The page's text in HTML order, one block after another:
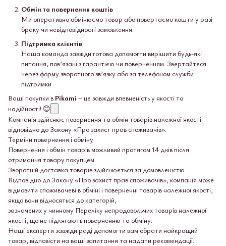
Обмін та повернення коштів
Ми оперативно обмінюємо товар або повертаємо кошти у разі
браку чи невідповідності замовлення.
Підтримка клієнтів
Наша команда завжди готова допомогти вирішити будь-які
питання, пов’язані з гарантією чи поверненням. Звертайтеся
через форму зворотного зв’язку або за телефоном служби
підтримки.
Ваші покупки в Pikami – це завжди впевненість у якості та
надійності! 😊
Компанія здійснює повернення та обмін товарів належної якості
відповідно до Закону «Про захист прав споживачів».
Терміни повернення і обміну
Повернення і обмін товарів можливий протягом 14 днів після
отримання товару покупцем.
Зворотній доставка товарів здійснюється за домовленістю.
Відповідно до Закону «Про захист прав споживачів», компанія може
відмовити споживачеві в обміні і поверненні товарів належної якості,
якщо вони відносяться до категорій,
зазначених у чинному Переліку непродовольчих товарів належної
якості, що не підлягають поверненню та обміну.
Наші експерти завжди раді допомогти вам обрати найкращий
товар, відповісти на ваші запитання та надати рекомендації.